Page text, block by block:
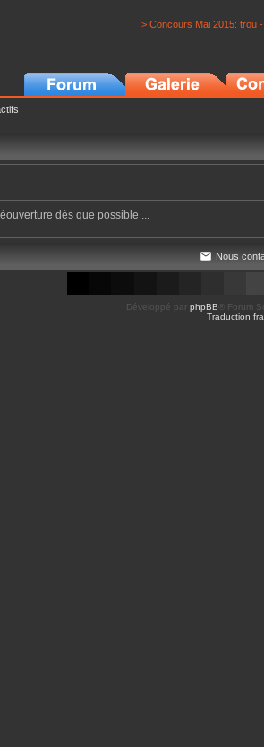
> Concours Mai 2015: trou
dès que possible ...
Nous
Développé par phpBB ® Forum
Traduction